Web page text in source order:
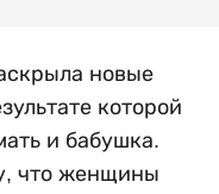
новые
которой
и бабушка.
что женщины